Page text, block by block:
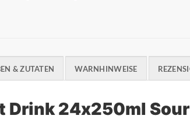
& ZUTATEN WARNHINWEISE
Drink 24x250ml